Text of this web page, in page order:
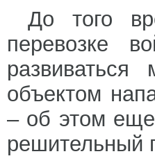
До того
перевозке
объектом
– об этом
решительный